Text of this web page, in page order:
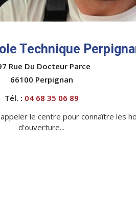
Technique
Rue Du Docteur Parce
66100 Perpignan
Tél. : 04 68 35 06 89
le centre pour connaître les
d'ouverture...